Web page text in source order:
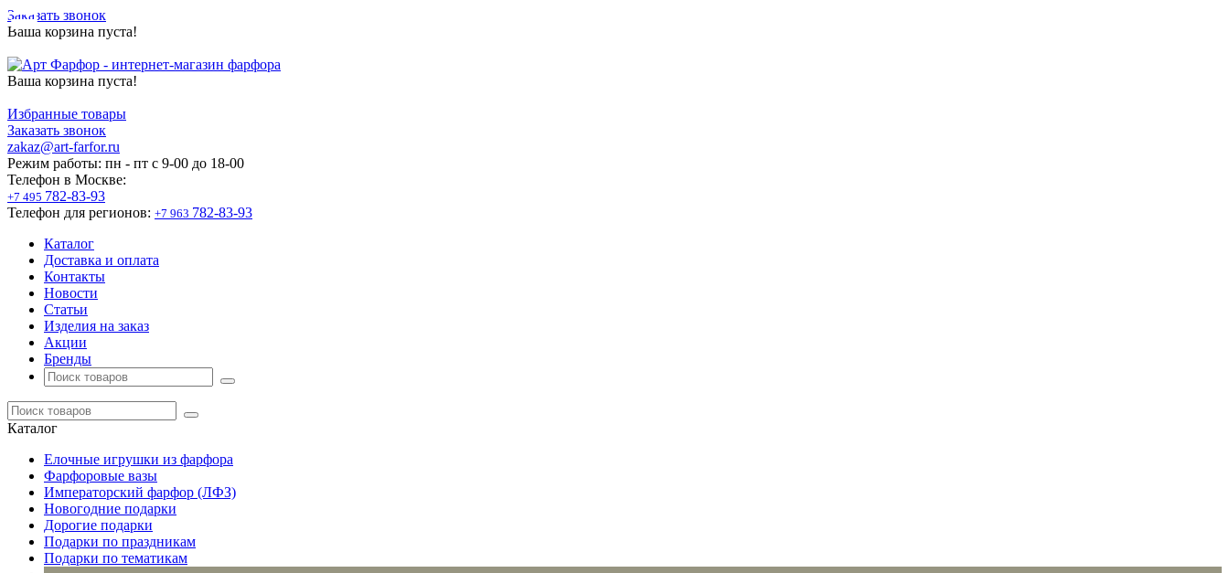
Заказать звонок
Ваша корзина пуста!
Ваша корзина пуста!
Избранные товары
Заказать звонок
zakaz@art-farfor.ru
Режим работы: пн - пт c 9-00 до 18-00
Телефон в Москве:
+7 495 782-83-93
Телефон для регионов: +7 963 782-83-93
Каталог
Доставка и оплата
Контакты
Новости
Статьи
Изделия на заказ
Акции
Бренды
Каталог
Елочные игрушки из фарфора
Фарфоровые вазы
Императорский фарфор (ЛФЗ)
Новогодние подарки
Дорогие подарки
Подарки по праздникам
Подарки по тематикам